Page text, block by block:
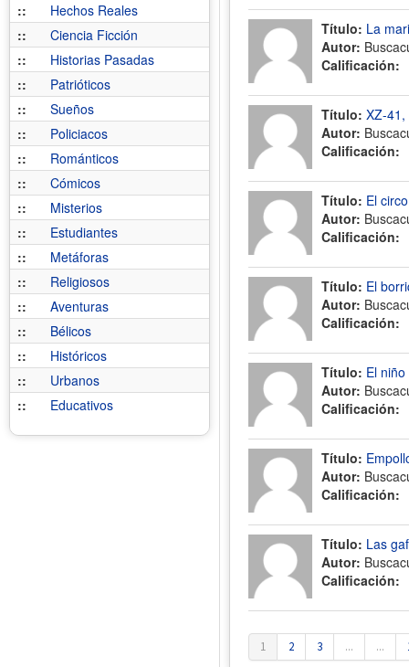
::
Hechos Reales
::
Ciencia Ficción
::
Historias Pasadas
::
Patrióticos
::
Sueños
::
Policiacos
::
Románticos
::
Cómicos
::
Misterios
::
Estudiantes
::
Metáforas
::
Religiosos
::
Aventuras
::
Bélicos
::
Históricos
::
Urbanos
::
Educativos
Título: La
Autor:
Calificación:
Título: XZ-
Autor:
Calificación:
Título: El
Autor:
Calificación:
Título: El
Autor:
Calificación:
Título: El
Autor:
Calificación:
Título:
Autor:
Calificación:
Título: Las
Autor:
Calificación:
1 2 3 ... ...